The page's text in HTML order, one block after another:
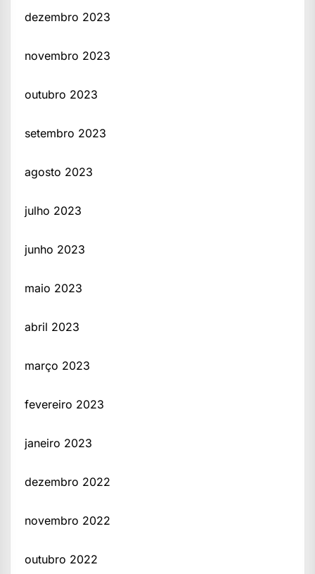
dezembro 2023
novembro 2023
outubro 2023
setembro 2023
agosto 2023
julho 2023
junho 2023
maio 2023
abril 2023
março 2023
fevereiro 2023
janeiro 2023
dezembro 2022
novembro 2022
outubro 2022